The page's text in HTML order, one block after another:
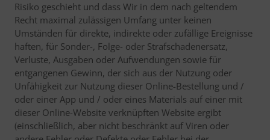
Risiko geschieht und dass Wir in dem nach geltendem
Recht maximal zulässigen Umfang unter keinen
Umständen für direkte, indirekte oder zufällige Ereignisse
haften, für Sonder-, Folge- oder Strafschadenersatz,
Verluste, Ausgaben oder Aufwendungen sowie für
entgangenen Gewinn, der sich aus der Nutzung oder
Unfähigkeit zur Nutzung dieser Online-Bestellung und /
oder einer App und / oder eines Materials auf einer mit
dieser Online-Website verknüpften Website ergibt
(einschließlich, aber nicht beschränkt auf Viren oder